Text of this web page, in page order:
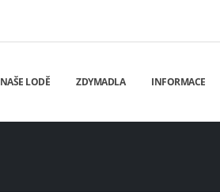
NAŠE LODĚ ZDYMADLA INFORMACE